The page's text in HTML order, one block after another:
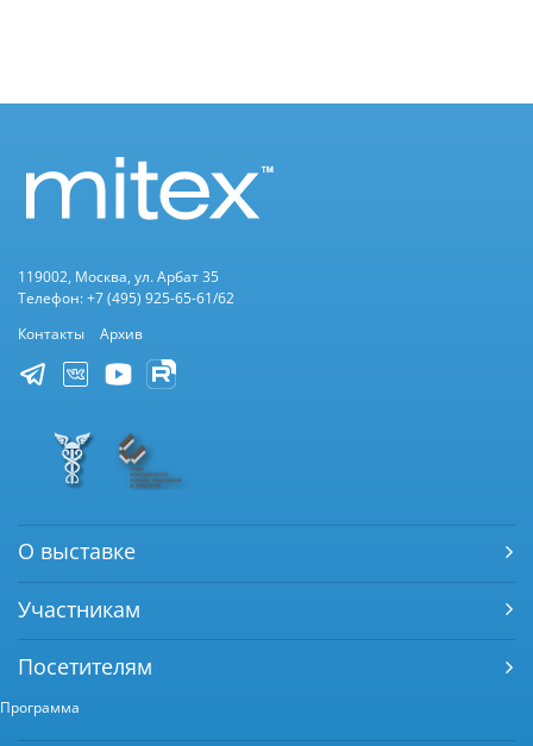
119002, Москва, ул. Арбат 35
Телефон: +7 (495) 925-65-61/62
Контакты
Архив
О выставке
Участникам
Посетителям
Программа